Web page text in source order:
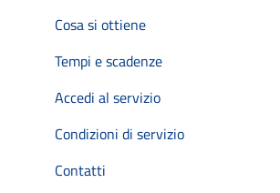
Cosa si ottiene
Tempi e scadenze
Accedi al servizio
Condizioni di servizio
Contatti